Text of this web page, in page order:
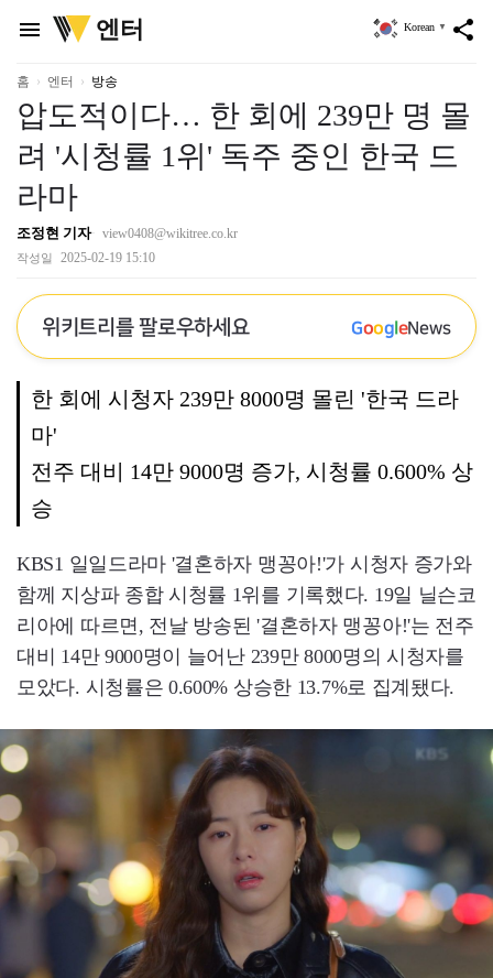
menu
위
키
리
엔터 share
Korean ▼
홈 엔터 방송
압도적이다… 한 회에 239만 명 몰
려 '시청률 1위' 독주 중인 한국 드
라마
조정현 기자 view0408@wikitree.co.kr
작성일 2025-02-19 15:10
위키트리를 팔로우하세요 GoogleNews
한 회에 시청자 239만 8000명 몰린 '한국 드라
마'
전주 대비 14만 9000명 증가, 시청률 0.600% 상
승
KBS1 일일드라마 '결혼하자 맹꽁아!'가 시청자 증가와
함께 지상파 종합 시청률 1위를 기록했다. 19일 닐슨코
리아에 따르면, 전날 방송된 '결혼하자 맹꽁아!'는 전주
대비 14만 9000명이 늘어난 239만 8000명의 시청자를
모았다. 시청률은 0.600% 상승한 13.7%로 집계됐다.